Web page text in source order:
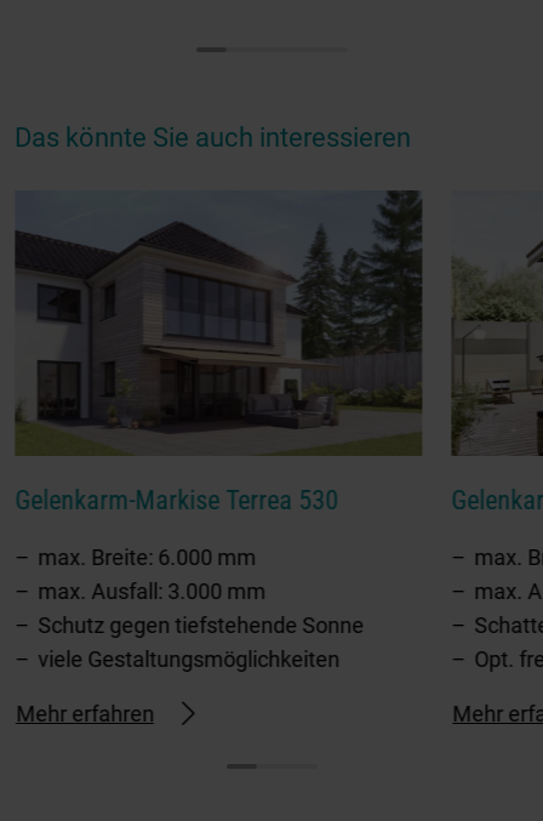
Das könnte Sie auch interessieren
Gelenkarm-Markise Terrea 530
max. Breite: 6.000 mm
max. Ausfall: 3.000 mm
Schutz gegen tiefstehende Sonne
viele Gestaltungsmöglichkeiten
Mehr erfahren
max.
max.
Opt.
Mehr